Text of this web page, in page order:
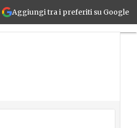
Aggiungi tra i preferiti su Google
con l’aiuto della